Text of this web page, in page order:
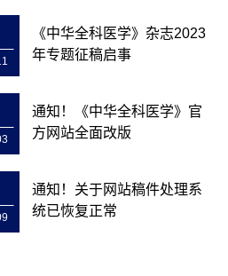
《中华全科医学》杂志2023
年专题征稿启事
通知！《中华全科医学》官
方网站全面改版
通知！关于网站稿件处理系
统已恢复正常